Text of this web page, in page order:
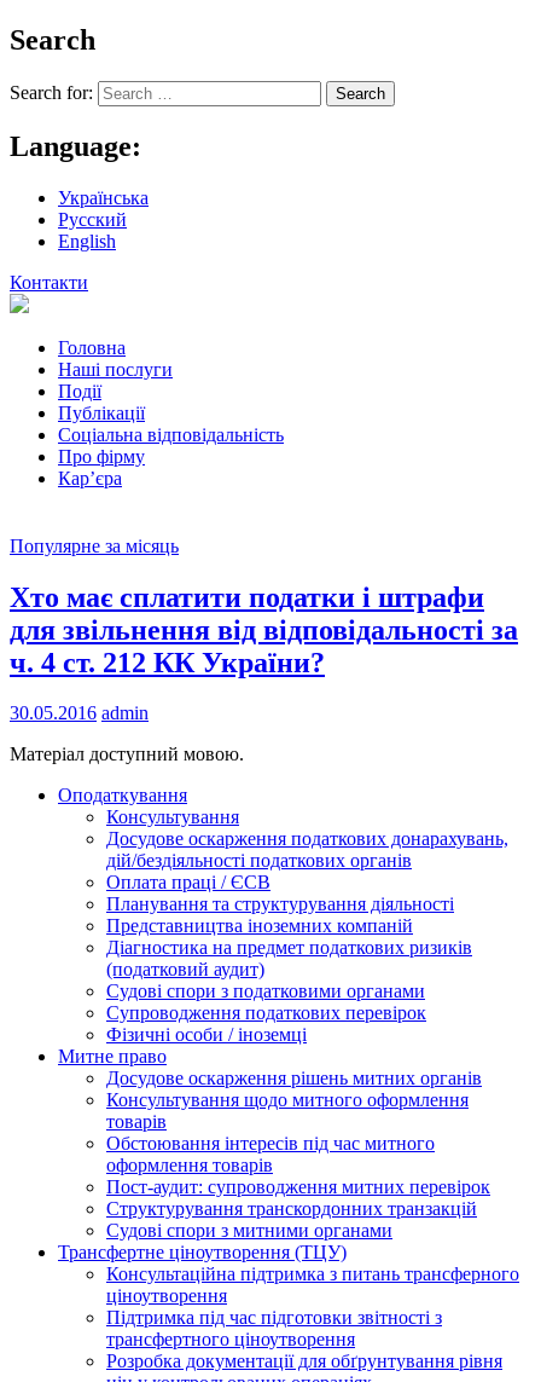
Search
Search for:
Language:
Українська
Русский
English
Контакти
Головна
Наші послуги
Події
Публікації
Соціальна відповідальність
Про фiрму
Кар’єра
Популярне за місяць
Хто має сплатити податки і штрафи
для звільнення від відповідальності за
ч. 4 ст. 212 КК України?
30.05.2016 admin
Матеріал доступний мовою.
Оподаткування
Консультування
Досудове оскарження податкових донарахувань,
дій/бездіяльності податкових органів
Оплата праці / ЄСВ
Планування та структурування діяльності
Представництва іноземних компаній
Діагностика на предмет податкових ризиків
(податковий аудит)
Судові спори з податковими органами
Супроводження податкових перевірок
Фізичні особи / іноземці
Митне право
Досудове оскарження рішень митних органів
Консультування щодо митного оформлення
товарів
Обстоювання інтересів під час митного
оформлення товарів
Пост-аудит: супроводження митних перевірок
Структурування транскордонних транзакцій
Судові спори з митними органами
Трансфертне ціноутворення (ТЦУ)
Консультаційна підтримка з питань трансферного
ціноутворення
Підтримка під час підготовки звітності з
трансфертного ціноутворення
Розробка документації для обґрунтування рівня